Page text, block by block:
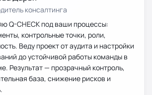
консалтинга
Q-CHECK под ваши процессы:
контрольные точки, роли,
Веду проект от аудита и настройки
до устойчивой работы команды в
Результат — прозрачный контроль,
база, снижение рисков и